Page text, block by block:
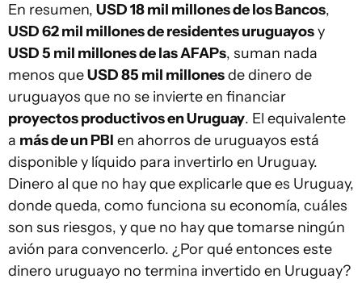
En resumen, USD 18 mil millones de los Bancos,
USD 62 mil millones de residentes uruguayosy
USD 5 mil millones de las AFAPs, suman nada
menos queUSD 85 mil millonesde dinero de
uruguayos que no se invierte en financiar
proyectos productivos en Uruguay. El equivalente
a más de un PBI en ahorros de uruguayos está
disponible y líquido para invertirlo en Uruguay.
Dinero al que no hay que explicarle que es Uruguay,
donde queda, como funciona su economía, cuáles
son sus riesgos, y que no hay que tomarse ningún
avión para convencerlo. ¿Por qué entonces este
dinero uruguayo no termina invertido en Uruguay?